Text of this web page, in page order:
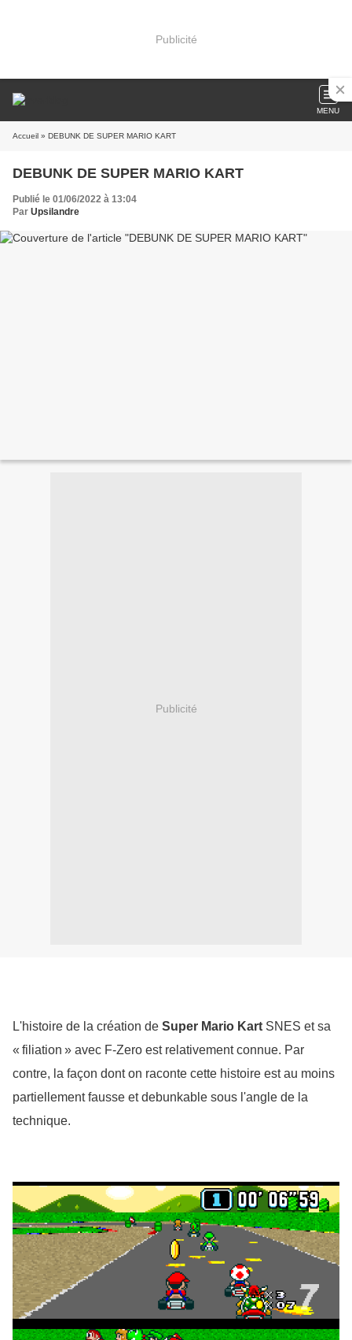
Publicité
MENU
Accueil » DEBUNK DE SUPER MARIO KART
DEBUNK DE SUPER MARIO KART
Publié le 01/06/2022 à 13:04
Par Upsilandre
Publicité
L'histoire de la création de Super Mario Kart SNES et sa
« filiation » avec F-Zero est relativement connue. Par
contre, la façon dont on raconte cette histoire est au moins
partiellement fausse et debunkable sous l'angle de la
technique.